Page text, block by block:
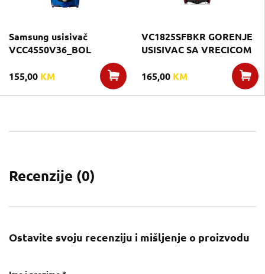
Samsung usisivač
VCC4550V36_BOL
155,00 KM
VC1825SFBKR GORENJE
USISIVAC SA VRECICOM
165,00 KM
Recenzije (0)
Ostavite svoju recenziju i mišljenje o proizvodu